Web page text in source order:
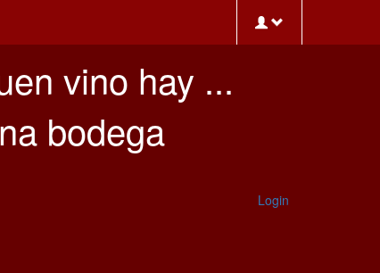
vino hay ...
bodega
Login